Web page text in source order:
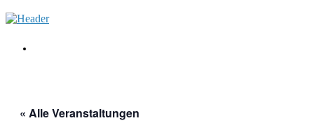
Zum
Inhalt
« Alle Veranstaltungen